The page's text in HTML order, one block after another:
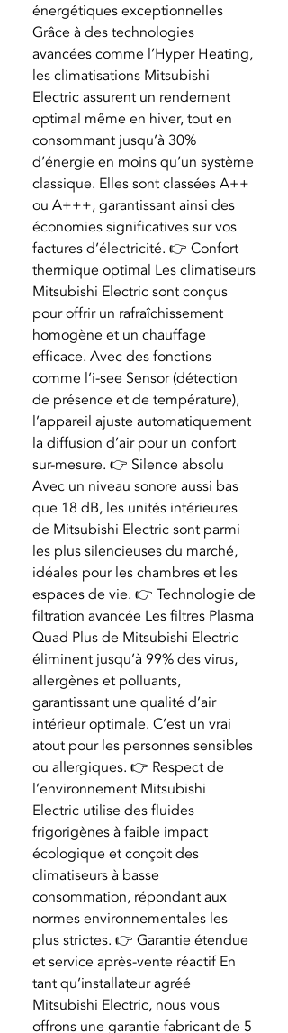
énergétiques exceptionnelles
Grâce à des technologies
avancées comme l’Hyper Heating,
les climatisations Mitsubishi
Electric assurent un rendement
optimal même en hiver, tout en
consommant jusqu’à 30%
d’énergie en moins qu’un système
classique. Elles sont classées A++
ou A+++, garantissant ainsi des
économies significatives sur vos
factures d’électricité. 👉 Confort
thermique optimal Les climatiseurs
Mitsubishi Electric sont conçus
pour offrir un rafraîchissement
homogène et un chauffage
efficace. Avec des fonctions
comme l’i-see Sensor (détection
de présence et de température),
l’appareil ajuste automatiquement
la diffusion d’air pour un confort
sur-mesure. 👉 Silence absolu
Avec un niveau sonore aussi bas
que 18 dB, les unités intérieures
de Mitsubishi Electric sont parmi
les plus silencieuses du marché,
idéales pour les chambres et les
espaces de vie. 👉 Technologie de
filtration avancée Les filtres Plasma
Quad Plus de Mitsubishi Electric
éliminent jusqu’à 99% des virus,
allergènes et polluants,
garantissant une qualité d’air
intérieur optimale. C’est un vrai
atout pour les personnes sensibles
ou allergiques. 👉 Respect de
l’environnement Mitsubishi
Electric utilise des fluides
frigorigènes à faible impact
écologique et conçoit des
climatiseurs à basse
consommation, répondant aux
normes environnementales les
plus strictes. 👉 Garantie étendue
et service après-vente réactif En
tant qu’installateur agréé
Mitsubishi Electric, nous vous
offrons une garantie fabricant de 5